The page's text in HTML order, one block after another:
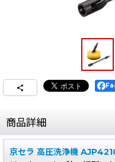
商品詳細
京セラ 高圧洗浄機